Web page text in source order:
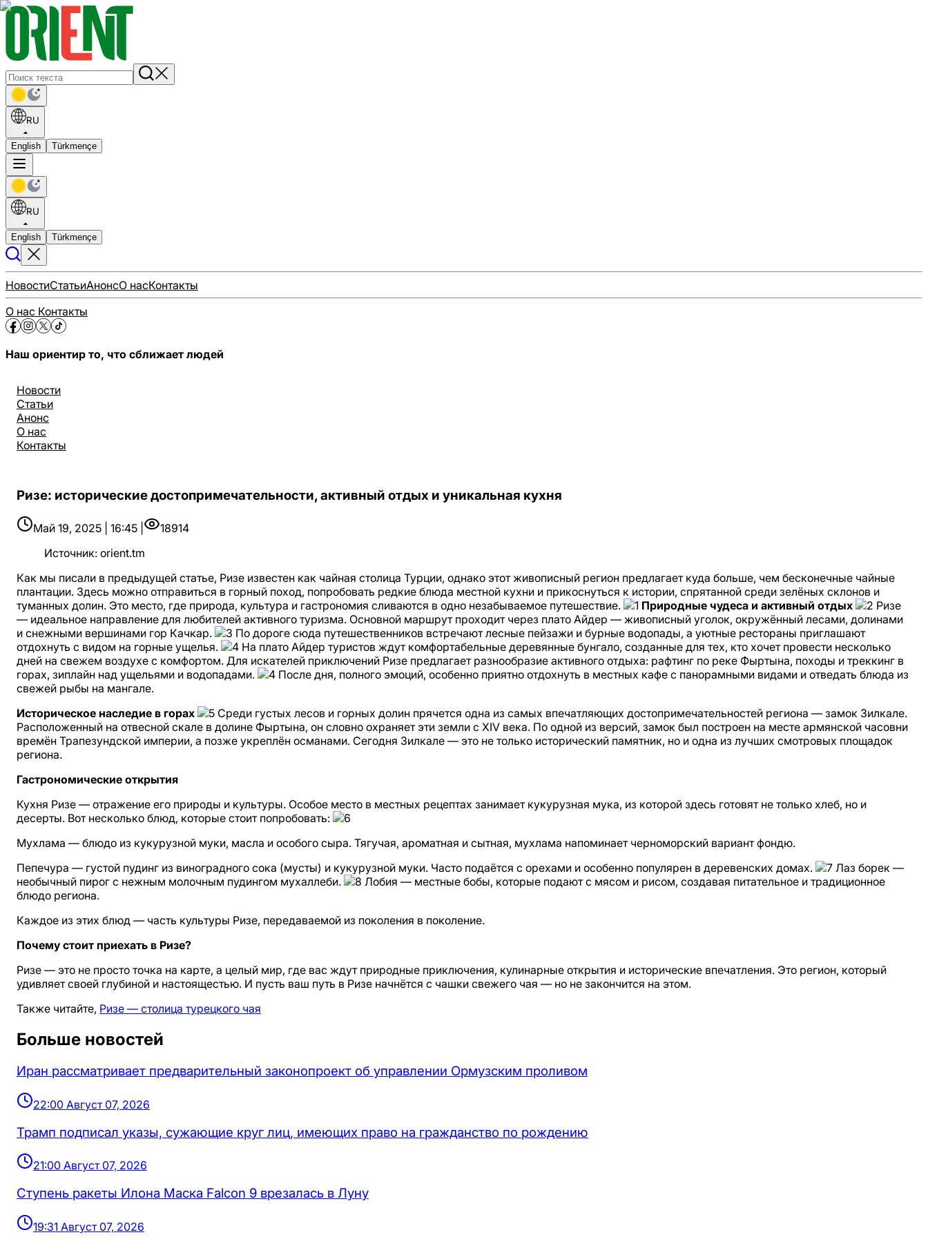
RU
English Türkmençe
RU
English Türkmençe
НовостиСтатьиАнонсО насКонтакты
О нас Контакты
Наш ориентир то, что сближает людей
Новости
Статьи
Анонс
О нас
Контакты
Ризе: исторические достопримечательности, активный отдых и уникальная кухня
Май 19, 2025 | 16:45 |
18914
Источник: orient.tm
Как мы писали в предыдущей статье, Ризе известен как чайная столица Турции, однако этот живописный регион предлагает куда больше, чем бесконечные чайные
плантации. Здесь можно отправиться в горный поход, попробовать редкие блюда местной кухни и прикоснуться к истории, спрятанной среди зелёных склонов и
туманных долин. Это место, где природа, культура и гастрономия сливаются в одно незабываемое путешествие.
Природные чудеса и активный отдых
Ризе
— идеальное направление для любителей активного туризма. Основной маршрут проходит через плато Айдер — живописный уголок, окружённый лесами, долинами
и снежными вершинами гор Качкар.
По дороге сюда путешественников встречают лесные пейзажи и бурные водопады, а уютные рестораны приглашают
отдохнуть с видом на горные ущелья.
На плато Айдер туристов ждут комфортабельные деревянные бунгало, созданные для тех, кто хочет провести несколько
дней на свежем воздухе с комфортом. Для искателей приключений Ризе предлагает разнообразие активного отдыха: рафтинг по реке Фыртына, походы и треккинг в
горах, зиплайн над ущельями и водопадами.
После дня, полного эмоций, особенно приятно отдохнуть в местных кафе с панорамными видами и отведать блюда из
свежей рыбы на мангале.
Историческое наследие в горах
Среди густых лесов и горных долин прячется одна из самых впечатляющих достопримечательностей региона — замок Зилкале.
Расположенный на отвесной скале в долине Фыртына, он словно охраняет эти земли с XIV века. По одной из версий, замок был построен на месте армянской часовни
времён Трапезундской империи, а позже укреплён османами. Сегодня Зилкале — это не только исторический памятник, но и одна из лучших смотровых площадок
региона.
Гастрономические открытия
Кухня Ризе — отражение его природы и культуры. Особое место в местных рецептах занимает кукурузная мука, из которой здесь готовят не только хлеб, но и
десерты. Вот несколько блюд, которые стоит попробовать:
Мухлама — блюдо из кукурузной муки, масла и особого сыра. Тягучая, ароматная и сытная, мухлама напоминает черноморский вариант фондю.
Пепечура — густой пудинг из виноградного сока (мусты) и кукурузной муки. Часто подаётся с орехами и особенно популярен в деревенских домах.
Лаз борек —
необычный пирог с нежным молочным пудингом мухаллеби.
Лобия — местные бобы, которые подают с мясом и рисом, создавая питательное и традиционное
блюдо региона.
Каждое из этих блюд — часть культуры Ризе, передаваемой из поколения в поколение.
Почему стоит приехать в Ризе?
Ризе — это не просто точка на карте, а целый мир, где вас ждут природные приключения, кулинарные открытия и исторические впечатления. Это регион, который
удивляет своей глубиной и настоящестью. И пусть ваш путь в Ризе начнётся с чашки свежего чая — но не закончится на этом.
Также читайте, Ризе — столица турецкого чая
Больше новостей
Иран рассматривает предварительный законопроект об управлении Ормузским проливом
22:00 Август 07, 2026
Трамп подписал указы, сужающие круг лиц, имеющих право на гражданство по рождению
21:00 Август 07, 2026
Ступень ракеты Илона Маска Falcon 9 врезалась в Луну
19:31 Август 07, 2026